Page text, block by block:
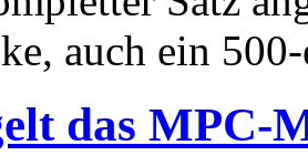
auch ein
das MPC-